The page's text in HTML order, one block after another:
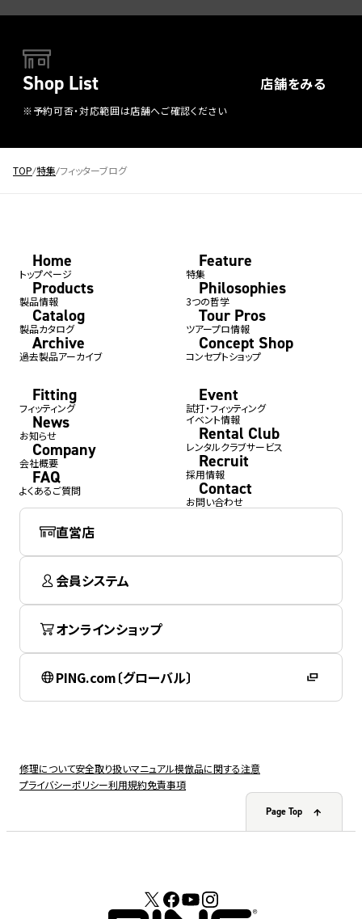
TOP 特集 フィッターブログ
Shop List 店舗をみる
※予約可否・対応範囲は店舗へご確認ください
Home
トップページ
Products
製品情報
Catalog
製品カタログ
Archive
過去製品アーカイブ
Feature
特集
Philosophies
3つの哲学
Tour Pros
ツアープロ情報
Concept Shop
コンセプトショップ
Fitting
フィッティング
News
お知らせ
Company
会社概要
FAQ
よくあるご質問
Event
試打・フィッティング
イベント情報
Rental Club
レンタルクラブサービス
Recruit
採用情報
Contact
お問い合わせ
直営店
会員システム
オンラインショップ
PING.com〔グローバル〕
修理について安全取り扱いマニュアル模倣品に関する注意
プライバシーポリシー利用規約免責事項
Page Top